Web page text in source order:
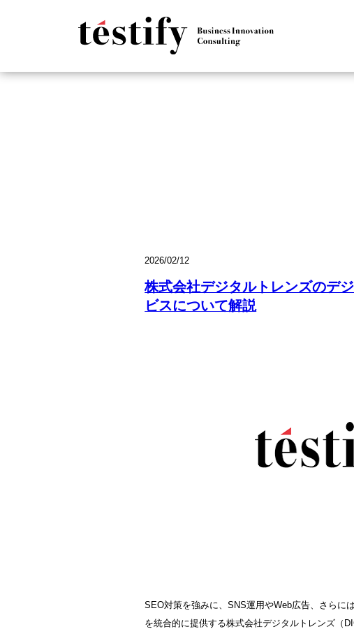
2026/02/12
株式会社デジタルトレンズのデ
ビスについて解説
SEO対策を強みに、SNS運用やWeb広告、さらに
を統合的に提供する株式会社デジタルトレンズ（